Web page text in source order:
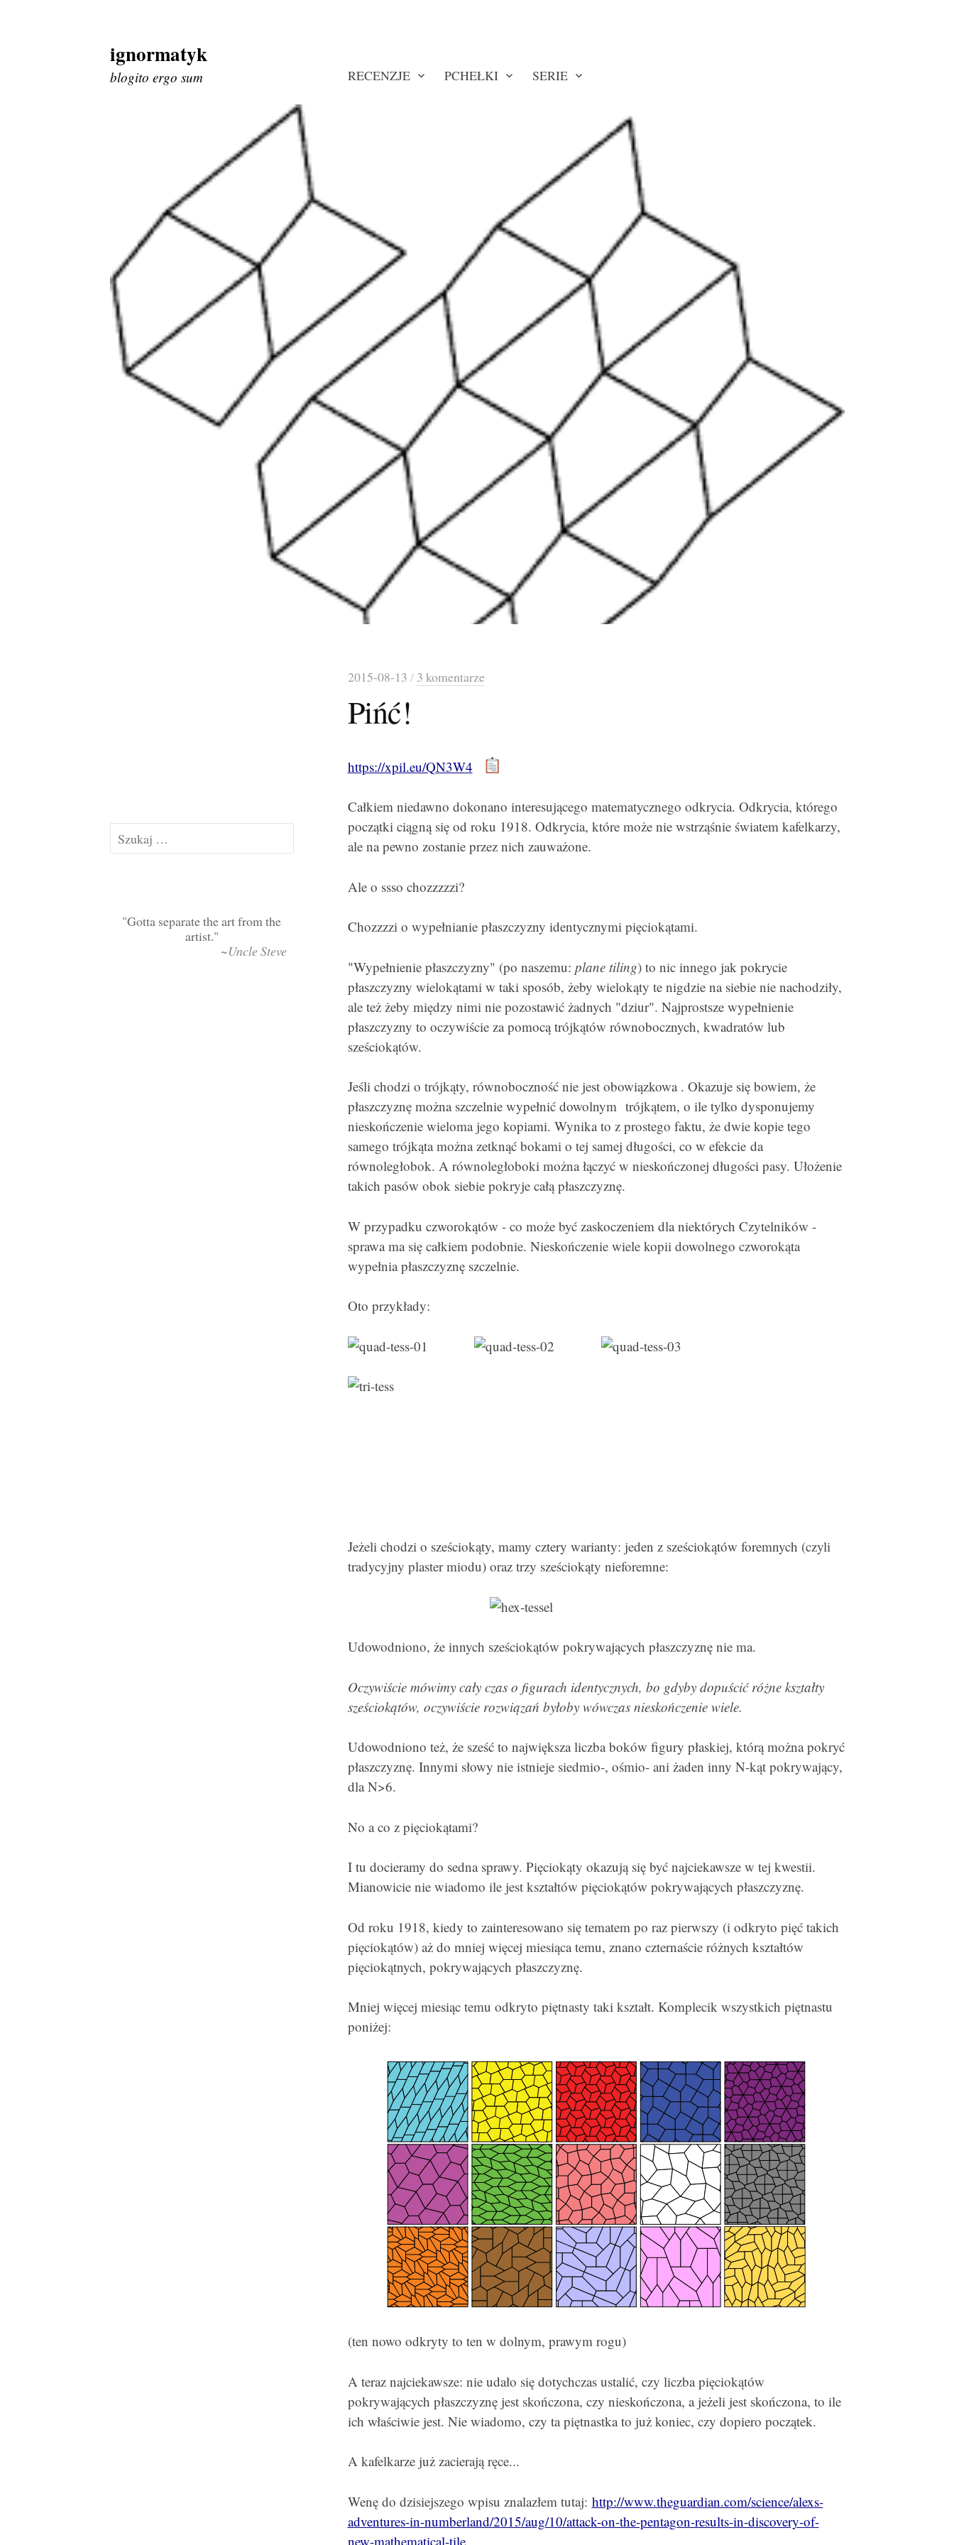
Skip
to
content
ignormatyk
blogito ergo sum RECENZJE PCHEŁKI SERIE
2015-08-13 / 3 komentarze
Pińć!
https://xpil.eu/QN3W4
Całkiem niedawno dokonano interesującego matematycznego odkrycia. Odkrycia, którego
początki ciągną się od roku 1918. Odkrycia, które może nie wstrząśnie światem kafelkarzy,
ale na pewno zostanie przez nich zauważone.
Ale o ssso chozzzzzi?
Chozzzzi o wypełnianie płaszczyzny identycznymi pięciokątami.
"Wypełnienie płaszczyzny" (po naszemu: plane tiling) to nic innego jak pokrycie
płaszczyzny wielokątami w taki sposób, żeby wielokąty te nigdzie na siebie nie nachodziły,
ale też żeby między nimi nie pozostawić żadnych "dziur". Najprostsze wypełnienie
płaszczyzny to oczywiście za pomocą trójkątów równobocznych, kwadratów lub
sześciokątów.
Jeśli chodzi o trójkąty, równoboczność nie jest obowiązkowa . Okazuje się bowiem, że
płaszczyznę można szczelnie wypełnić dowolnym trójkątem, o ile tylko dysponujemy
nieskończenie wieloma jego kopiami. Wynika to z prostego faktu, że dwie kopie tego
samego trójkąta można zetknąć bokami o tej samej długości, co w efekcie da
równoległobok. A równoległoboki można łączyć w nieskończonej długości pasy. Ułożenie
takich pasów obok siebie pokryje całą płaszczyznę.
W przypadku czworokątów - co może być zaskoczeniem dla niektórych Czytelników -
sprawa ma się całkiem podobnie. Nieskończenie wiele kopii dowolnego czworokąta
wypełnia płaszczyznę szczelnie.
Oto przykłady:
Jeżeli chodzi o sześciokąty, mamy cztery warianty: jeden z sześciokątów foremnych (czyli
tradycyjny plaster miodu) oraz trzy sześciokąty nieforemne:
Udowodniono, że innych sześciokątów pokrywających płaszczyznę nie ma.
Oczywiście mówimy cały czas o figurach identycznych, bo gdyby dopuścić różne kształty
sześciokątów, oczywiście rozwiązań byłoby wówczas nieskończenie wiele.
Udowodniono też, że sześć to największa liczba boków figury płaskiej, którą można pokryć
płaszczyznę. Innymi słowy nie istnieje siedmio-, ośmio- ani żaden inny N-kąt pokrywający,
dla N>6.
No a co z pięciokątami?
I tu docieramy do sedna sprawy. Pięciokąty okazują się być najciekawsze w tej kwestii.
Mianowicie nie wiadomo ile jest kształtów pięciokątów pokrywających płaszczyznę.
Od roku 1918, kiedy to zainteresowano się tematem po raz pierwszy (i odkryto pięć takich
pięciokątów) aż do mniej więcej miesiąca temu, znano czternaście różnych kształtów
pięciokątnych, pokrywających płaszczyznę.
Mniej więcej miesiąc temu odkryto piętnasty taki kształt. Komplecik wszystkich piętnastu
poniżej:
(ten nowo odkryty to ten w dolnym, prawym rogu)
A teraz najciekawsze: nie udało się dotychczas ustalić, czy liczba pięciokątów
pokrywających płaszczyznę jest skończona, czy nieskończona, a jeżeli jest skończona, to ile
ich właściwie jest. Nie wiadomo, czy ta piętnastka to już koniec, czy dopiero początek.
A kafelkarze już zacierają ręce...
Wenę do dzisiejszego wpisu znalazłem tutaj: http://www.theguardian.com/science/alexs-
adventures-in-numberland/2015/aug/10/attack-on-the-pentagon-results-in-discovery-of-
new-mathematical-tile
Szukaj:
Gotta separate the art from the
artist.
~Uncle Steve